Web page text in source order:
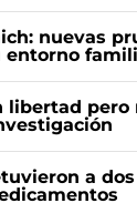
nuevas
entorno
libertad pero
a